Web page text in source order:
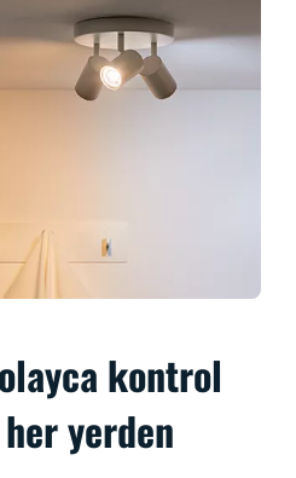
kontrol
yerden